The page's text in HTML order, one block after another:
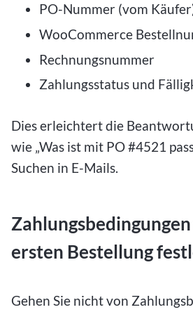
PO-Nummer (vom
WooCommerce
Rechnungsnummer
Zahlungsstatus und
Dies erleichtert die
wie „Was ist mit PO #4521
Suchen in E-Mails.
ersten Bestellung
Gehen Sie nicht von